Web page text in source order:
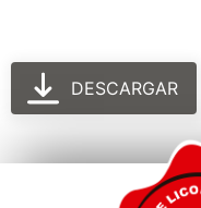
DESCARGAR